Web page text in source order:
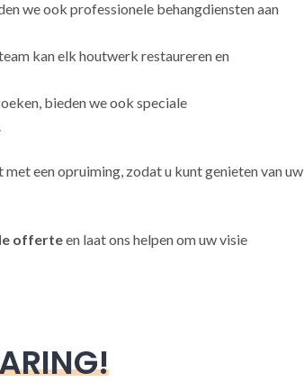
we ook professionele behangdiensten aan
kan elk houtwerk restaureren en
bieden we ook speciale
een opruiming, zodat u kunt genieten van uw
offerteen laat ons helpen om uw visie